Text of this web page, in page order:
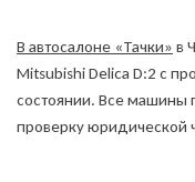
В автосалоне «Тачки» в
Mitsubishi Delica D:2 с
состоянии. Все машины
проверку юридической